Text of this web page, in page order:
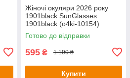
Жіночі окуляри 2026 року
1901black SunGlasses
1901black (o4ki-10154)
Готово до відправки
595 ₴ 1 190 ₴
Купити